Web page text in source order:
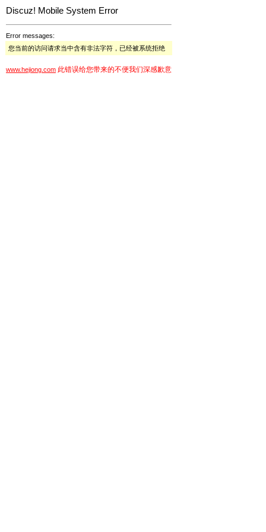
Discuz! Mobile System Error
Error messages:
您当前的访问请求当中含有非法字符，已经被系统拒绝
www.hejiong.com 此错误给您带来的不便我们深感歉意